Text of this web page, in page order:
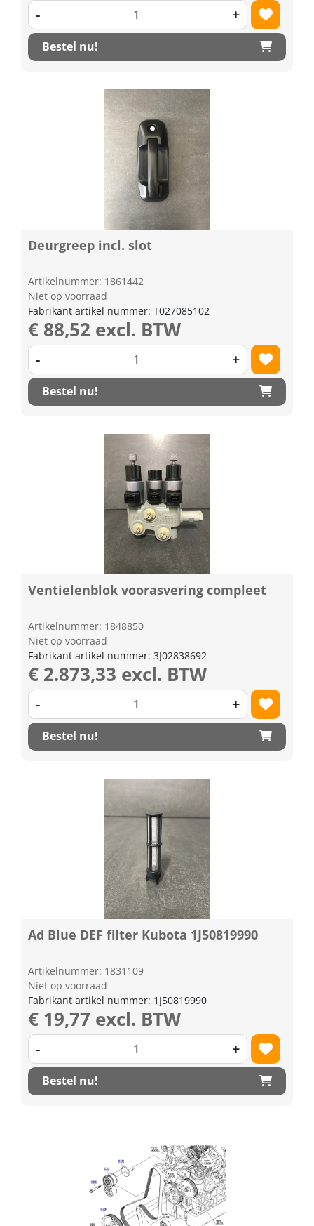
- +
Bestel nu!
Deurgreep incl. slot
Artikelnummer: 1861442
Niet op voorraad
Fabrikant artikel nummer: T027085102
€ 88,52 excl. BTW
- +
Bestel nu!
Ventielenblok voorasvering compleet
Artikelnummer: 1848850
Niet op voorraad
Fabrikant artikel nummer: 3J02838692
€ 2.873,33 excl. BTW
- +
Bestel nu!
Ad Blue DEF filter Kubota 1J50819990
Artikelnummer: 1831109
Niet op voorraad
Fabrikant artikel nummer: 1J50819990
€ 19,77 excl. BTW
- +
Bestel nu!